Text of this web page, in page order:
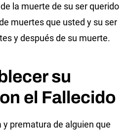
la muerte de su ser querido
muertes que usted y su ser
y después de su muerte.
su
el Fallecido
y prematura de alguien que